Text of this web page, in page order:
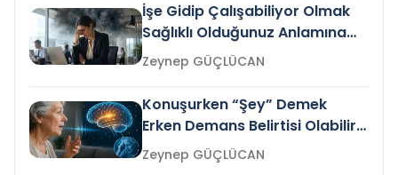
İşe Gidip Çalışabiliyor Olmak
Sağlıklı Olduğunuz Anlamına
Gelir mi?Zeynep GÜÇLÜCAN
Konuşurken “Şey” Demek
Erken Demans Belirtisi Olabilir
mi?
Zeynep GÜÇLÜCAN